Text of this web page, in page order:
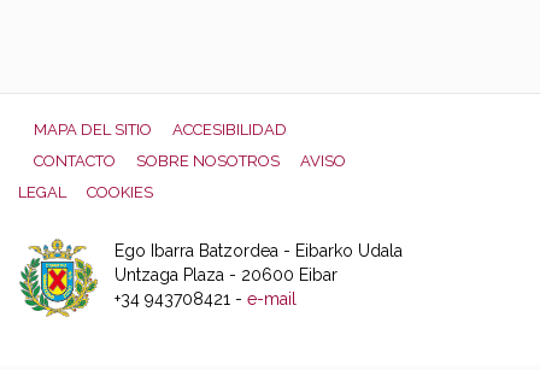
MAPA DEL SITIO
ACCESIBILIDAD
CONTACTO
SOBRE NOSOTROS
AVISO
LEGAL
COOKIES
Ego Ibarra Batzordea - Eibarko Udala
Untzaga Plaza - 20600 Eibar
+34 943708421 - e-mail